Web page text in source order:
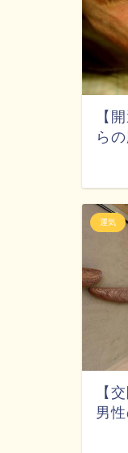
【
ら
運気
【
男